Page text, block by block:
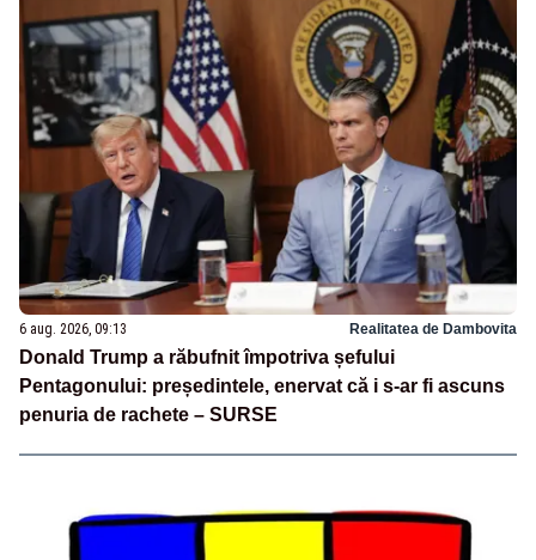
6 aug. 2026, 09:13 Realitatea de Dambovita
Donald Trump a răbufnit împotriva șefului
Pentagonului: președintele, enervat că i s-ar fi ascuns
penuria de rachete – SURSE